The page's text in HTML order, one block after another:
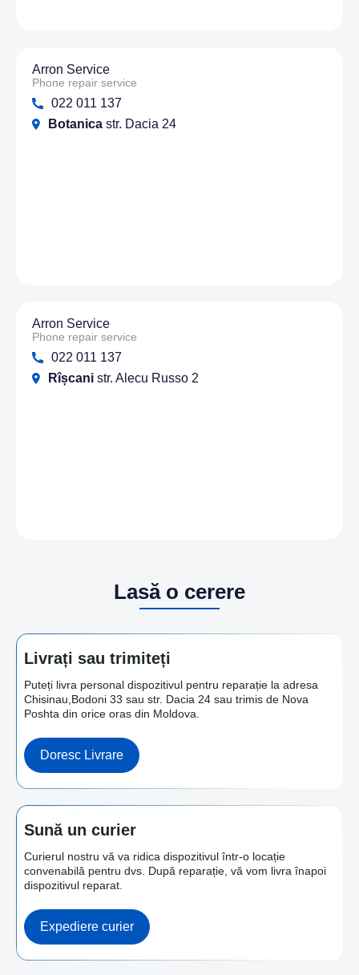
Arron Service
Phone repair service
022 011 137
Botanica str. Dacia 24
Arron Service
Phone repair service
022 011 137
Rîșcani str. Alecu Russo 2
Lasă o cerere
Livrați sau trimiteți
Puteți livra personal dispozitivul pentru reparație la adresa
Chisinau,Bodoni 33 sau str. Dacia 24 sau trimis de Nova
Poshta din orice oras din Moldova.
Doresc Livrare
Sună un curier
Curierul nostru vă va ridica dispozitivul într-o locație
convenabilă pentru dvs. După reparație, vă vom livra înapoi
dispozitivul reparat.
Expediere curier